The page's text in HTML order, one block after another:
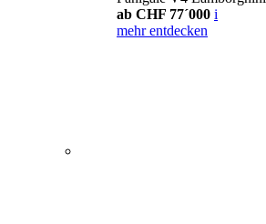
ab CHF 77´000 i
mehr entdecken